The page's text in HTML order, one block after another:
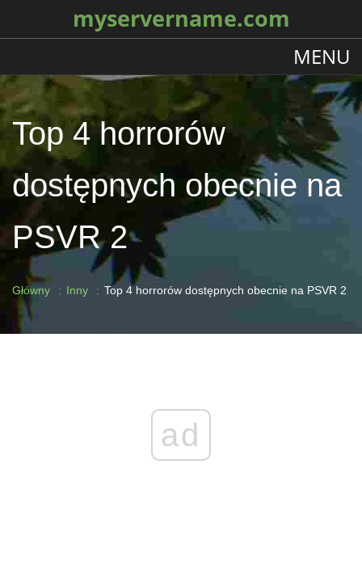
myservername.com
MENU
Top 4 horrorów
dostępnych obecnie na
PSVR 2
Główny Inny Top 4 horrorów dostępnych obecnie na PSVR 2
ad